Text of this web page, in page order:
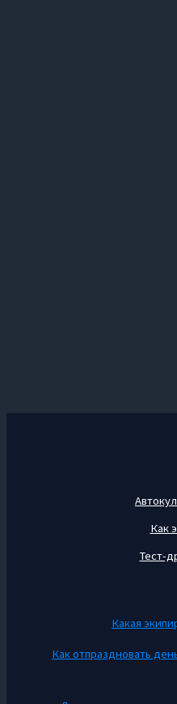
Как
Тест-
Какая
Как отпраздновать